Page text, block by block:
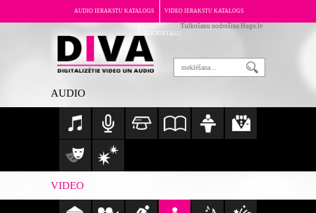
AUDIO IERAKSTU KATALOGS VIDEO IERAKSTU KATALOGS
PAR PORTĀLU
Tulkošanu nodrošina Hugo.lv
AUDIO
VIDEO